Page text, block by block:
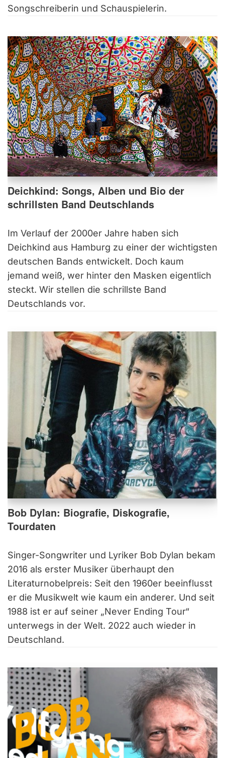
Songschreiberin und Schauspielerin.
Deichkind: Songs, Alben und Bio der
schrillsten Band Deutschlands
Im Verlauf der 2000er Jahre haben sich
Deichkind aus Hamburg zu einer der wichtigsten
deutschen Bands entwickelt. Doch kaum
jemand weiß, wer hinter den Masken eigentlich
steckt. Wir stellen die schrillste Band
Deutschlands vor.
Bob Dylan: Biografie, Diskografie,
Tourdaten
Singer-Songwriter und Lyriker Bob Dylan bekam
2016 als erster Musiker überhaupt den
Literaturnobelpreis: Seit den 1960er beeinflusst
er die Musikwelt wie kaum ein anderer. Und seit
1988 ist er auf seiner „Never Ending Tour“
unterwegs in der Welt. 2022 auch wieder in
Deutschland.